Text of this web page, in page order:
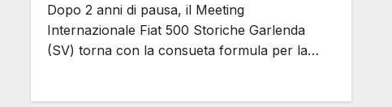
Dopo 2 anni di pausa, il Meeting
Internazionale Fiat 500 Storiche Garlenda
(SV) torna con la consueta formula per la…